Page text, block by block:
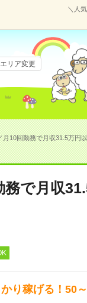
＼人
エリア変更
10回勤務で月収31.5万円
で月収
り稼げる！50